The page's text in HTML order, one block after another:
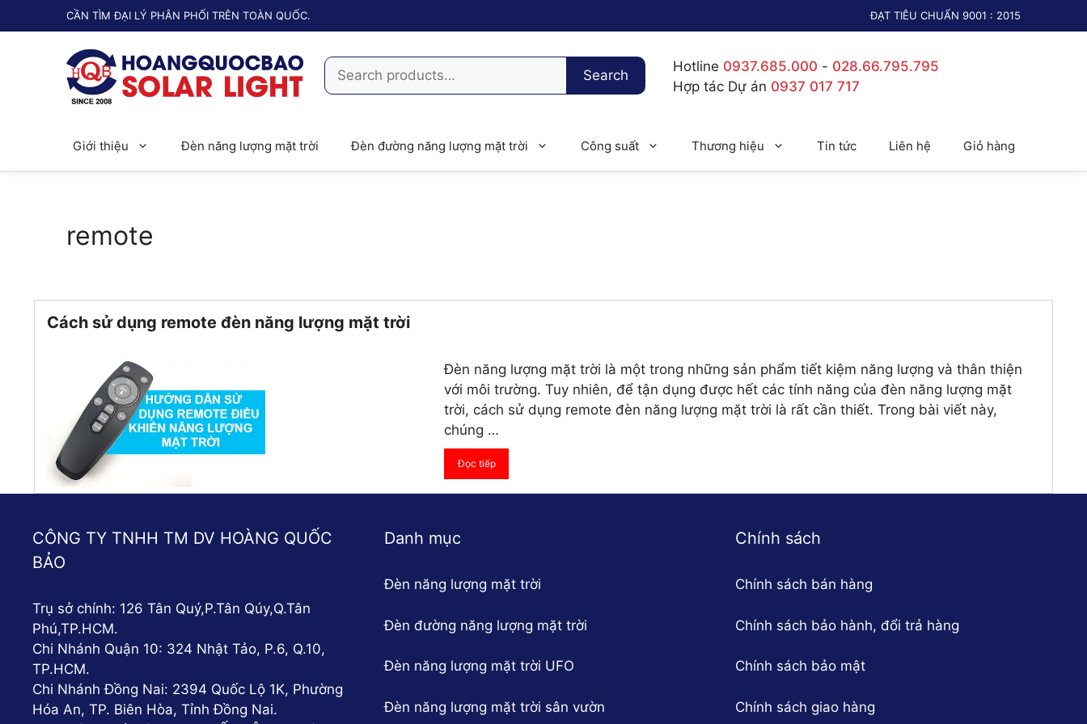
đến
ĐẠT TIÊU CHUẨN 9001 : 2015
CẦN TÌM ĐẠI LÝ PHÂN PHỐI TRÊN TOÀN QUỐC.
Search
for:
Search
Hotline 0937.685.000 - 028.66.795.795
Hợp tác Dự án 0937 017 717
Giới thiệu Đèn năng lượng mặt trời Đèn đường năng lượng mặt trời Công suất Thương hiệu Tin tức Liên hệ Giỏ hàng
remote
Cách sử dụng remote đèn năng lượng mặt trời
Đèn năng lượng mặt trời là một trong những sản phẩm tiết kiệm năng lượng và thân thiện
với môi trường. Tuy nhiên, để tận dụng được hết các tính năng của đèn năng lượng mặt
trời, cách sử dụng remote đèn năng lượng mặt trời là rất cần thiết. Trong bài viết này,
chúng …
Đọc tiếp
CÔNG TY TNHH TM DV HOÀNG QUỐC
BẢO
Trụ sở chính: 126 Tân Quý,P.Tân Qúy,Q.Tân
Phú,TP.HCM.
Chi Nhánh Quận 10: 324 Nhật Tảo, P.6, Q.10,
TP.HCM.
Chi Nhánh Đồng Nai: 2394 Quốc Lộ 1K, Phường
Hóa An, TP. Biên Hòa, Tỉnh Đồng Nai.
Danh mục
Đèn năng lượng mặt trời
Đèn đường năng lượng mặt trời
Đèn năng lượng mặt trời UFO
Đèn năng lượng mặt trời sân vườn
Chính sách
Chính sách bán hàng
Chính sách bảo hành, đổi trả hàng
Chính sách bảo mật
Chính sách giao hàng